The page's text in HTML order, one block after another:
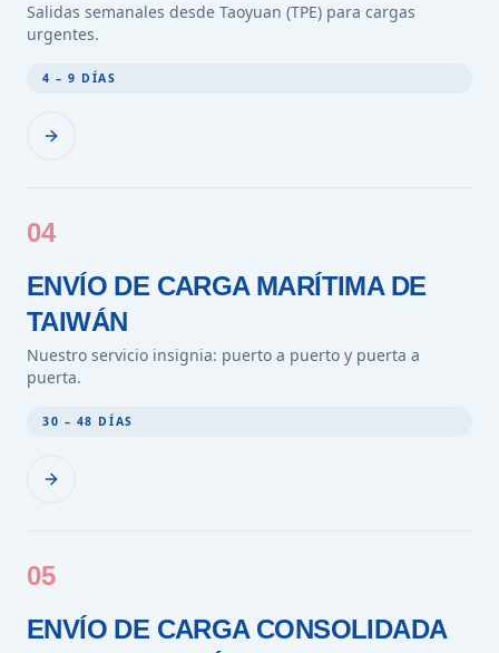
Salidas semanales desde Taoyuan (TPE) para cargas
urgentes.
4 – 9 DÍAS
04
ENVÍO DE CARGA MARÍTIMA DE
TAIWÁN
Nuestro servicio insignia: puerto a puerto y puerta a
puerta.
30 – 48 DÍAS
05
ENVÍO DE CARGA CONSOLIDADA